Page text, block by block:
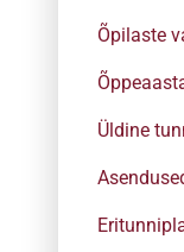
Õpilaste
Üldine